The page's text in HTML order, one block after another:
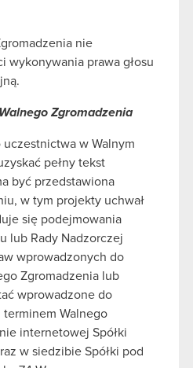
nie
wykonywania prawa głosu
Zgromadzenia
w Walnym
pełny tekst
być przedstawiona
w tym projekty uchwał
się podejmowania
lub Rady Nadzorczej
wprowadzonych do
Zgromadzenia lub
wprowadzone do
terminem Walnego
internetowej Spółki
w siedzibie Spółki pod